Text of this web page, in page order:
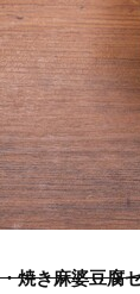
・焼き麻婆豆腐